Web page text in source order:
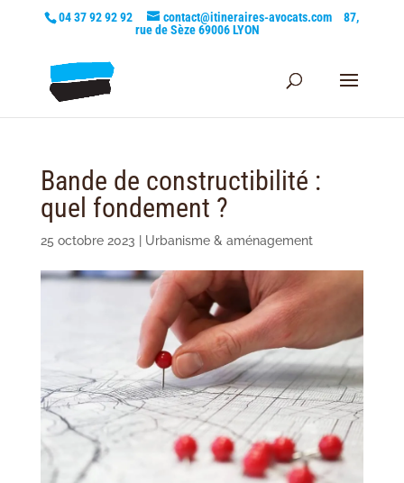
04 37 92 92 92 contact@itineraires-avocats.com
87,
rue de Sèze 69006 LYON
Bande de constructibilité :
quel fondement ?
25 octobre 2023 Urbanisme & aménagement